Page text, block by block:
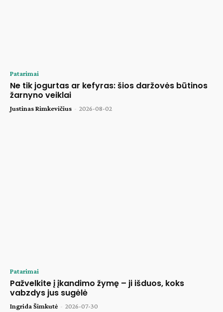
Patarimai
Ne tik jogurtas ar kefyras: šios daržovės būtinos
žarnyno veiklai
Justinas Rimkevičius - 2026-08-02
Patarimai
Pažvelkite į įkandimo žymę – ji išduos, koks
vabzdys jus sugėlė
Ingrida Šimkutė - 2026-07-30